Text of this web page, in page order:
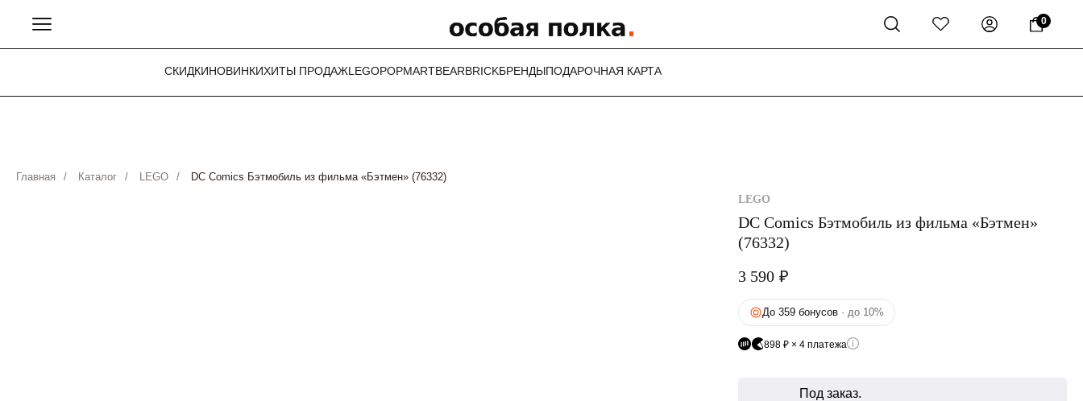
0
СКИДКИНОВИНКИХИТЫ ПРОДАЖLEGOPOPMARTBEARBRICKБРЕНДЫПОДАРОЧНАЯ КАРТА
Главная / Каталог / LEGO / DC Comics Бэтмобиль из фильма «Бэтмен» (76332)
DC Comics Бэтмобиль из фильма «Бэтмен»
(76332)
LEGO
3 590 ₽
До 359 бонусов · до 10%
898 ₽ × 4 платежа
Под заказ.